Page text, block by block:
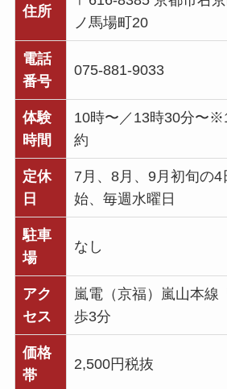
住所
ノ馬場町20
電話
番号
075-881-9033
体験
時間
10時〜／13時30分〜
約
定休
日
7月、8月、9月初旬の
始、毎週水曜日
駐車
場
なし
アク
セス
嵐電（京福）嵐山本線
歩3分
価格
帯
2,500円税抜